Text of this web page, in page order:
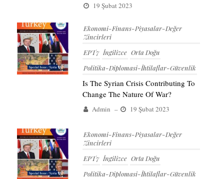
19 Şubat 2023
Ekonomi-Finans-Piyasalar-Değer
Zincirleri
EPT7 İngilizce Orta Doğu
Politika-Diplomasi-İhtilaflar-Güvenlik
Is The Syrian Crisis Contributing To
Change The Nature Of War?
Admin – 19 Şubat 2023
Ekonomi-Finans-Piyasalar-Değer
Zincirleri
EPT7 İngilizce Orta Doğu
Politika-Diplomasi-İhtilaflar-Güvenlik